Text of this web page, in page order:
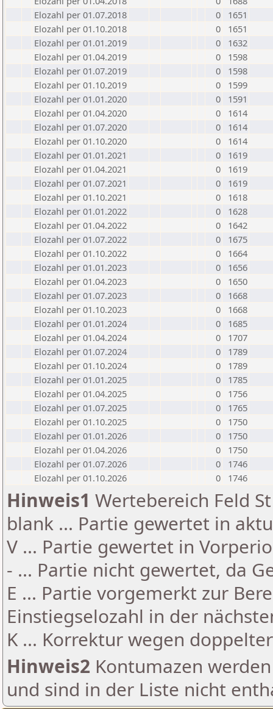
Elozahl per 01.07.2018
0
1651
Elozahl per 01.10.2018
0
1651
Elozahl per 01.01.2019
0
1632
Elozahl per 01.04.2019
0
1598
Elozahl per 01.07.2019
0
1598
Elozahl per 01.10.2019
0
1599
Elozahl per 01.01.2020
0
1591
Elozahl per 01.04.2020
0
1614
Elozahl per 01.07.2020
0
1614
Elozahl per 01.10.2020
0
1614
Elozahl per 01.01.2021
0
1619
Elozahl per 01.04.2021
0
1619
Elozahl per 01.07.2021
0
1619
Elozahl per 01.10.2021
0
1618
Elozahl per 01.01.2022
0
1628
Elozahl per 01.04.2022
0
1642
Elozahl per 01.07.2022
0
1675
Elozahl per 01.10.2022
0
1664
Elozahl per 01.01.2023
0
1656
Elozahl per 01.04.2023
0
1650
Elozahl per 01.07.2023
0
1668
Elozahl per 01.10.2023
0
1668
Elozahl per 01.01.2024
0
1685
Elozahl per 01.04.2024
0
1707
Elozahl per 01.07.2024
0
1789
Elozahl per 01.10.2024
0
1789
Elozahl per 01.01.2025
0
1785
Elozahl per 01.04.2025
0
1756
Elozahl per 01.07.2025
0
1765
Elozahl per 01.10.2025
0
1750
Elozahl per 01.01.2026
0
1750
Elozahl per 01.04.2026
0
1750
Elozahl per 01.07.2026
0
1746
Elozahl per 01.10.2026
0 1746
Hinweis1 Wertebereich Feld
blank ... Partie gewertet in
V ... Partie gewertet in
- ... Partie nicht gewertet, da
E ... Partie vorgemerkt zur
Einstiegselozahl in der
K ... Korrektur wegen
Hinweis2 Kontumazen
und sind in der Liste nicht